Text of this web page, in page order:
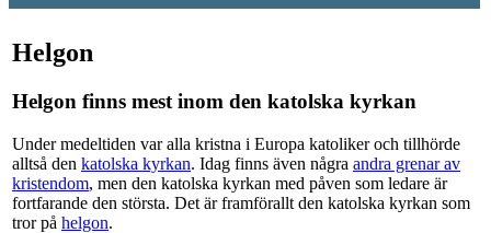
Helgon
Helgon finns mest inom den katolska kyrkan
Under medeltiden var alla kristna i Europa katoliker och tillhörde
alltså den katolska kyrkan. Idag finns även några andra grenar av
kristendom, men den katolska kyrkan med påven som ledare är
fortfarande den största. Det är framförallt den katolska kyrkan som
tror på helgon.